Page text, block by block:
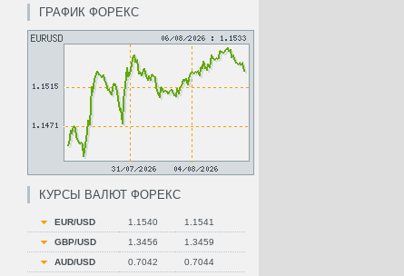
ГРАФИК ФОРЕКС
КУРСЫ ВАЛЮТ ФОРЕКС
EUR/USD 1.1540
1.1541
GBP/USD
1.3456
1.3459
AUD/USD
0.7042
0.7044